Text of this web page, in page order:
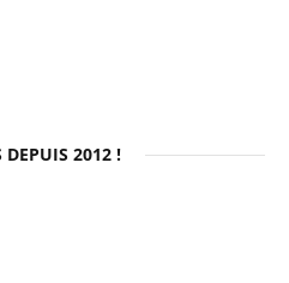
DEPUIS 2012 !